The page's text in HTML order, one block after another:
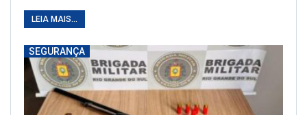
LEIA MAIS...
SEGURANÇA